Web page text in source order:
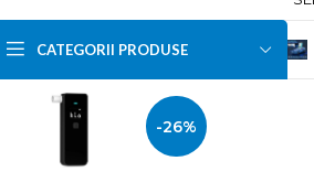
CATEGORII PRODUSE
Navigatii auto
Testere & Diagnoze auto
-26%